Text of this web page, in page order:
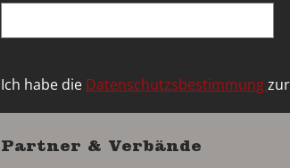
Ich habe die Datenschutzsbestimmung
Partner & Verbände